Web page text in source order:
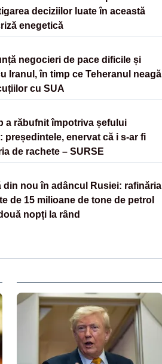
deciziilor luate în această
enegetică
negocieri de pace dificile și
Iranul, în timp ce Teheranul neagă
cu SUA
a răbufnit împotriva șefului
președintele, enervat că i s-ar fi
de rachete – SURSE
din nou în adâncul Rusiei: rafinăria
de 15 milioane de tone de petrol
nopți la rând